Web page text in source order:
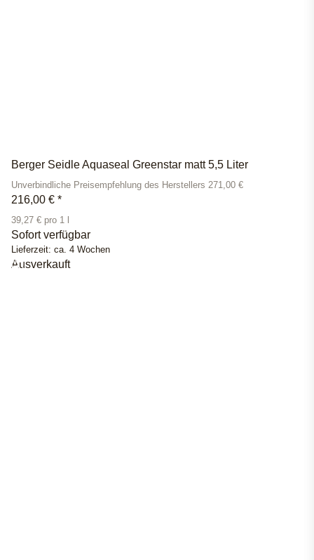
Berger Seidle Aquaseal Greenstar matt 5,5 Liter
Unverbindliche Preisempfehlung des Herstellers 271,00 €
216,00 € *
39,27 € pro 1 l
Sofort verfügbar
Lieferzeit: ca. 4 Wochen
Ausverkauft